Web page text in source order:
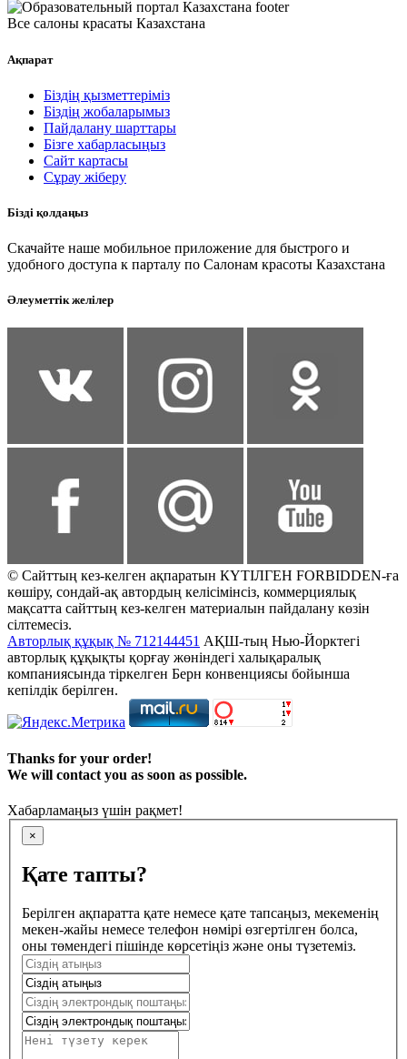
Все салоны красаты Казахстана
Ақпарат
Біздің қызметтеріміз
Біздің жобаларымыз
Пайдалану шарттары
Бізге хабарласыңыз
Сайт картасы
Сұрау жіберу
Бізді қолдаңыз
Скачайте наше мобильное приложение для быстрого и
удобного доступа к парталу по Салонам красоты Казахстана
Әлеуметтік желілер
© Сайттың кез-келген ақпаратын КҮТІЛГЕН FORBIDDEN-ға
көшіру, сондай-ақ автордың келісімінсіз, коммерциялық
мақсатта сайттың кез-келген материалын пайдалану көзін
сілтемесіз.
Авторлық құқық № 712144451 АҚШ-тың Нью-Йорктегі
авторлық құқықты қорғау жөніндегі халықаралық
компаниясында тіркелген Берн конвенциясы бойынша
кепілдік берілген.
Thanks for your order!
We will contact you as soon as possible.
Хабарламаңыз үшін рақмет!
×
Қате тапты?
Берілген ақпаратта қате немесе қате тапсаңыз, мекеменің
мекен-жайы немесе телефон нөмірі өзгертілген болса,
оны төмендегі пішінде көрсетіңіз және оны түзетеміз.